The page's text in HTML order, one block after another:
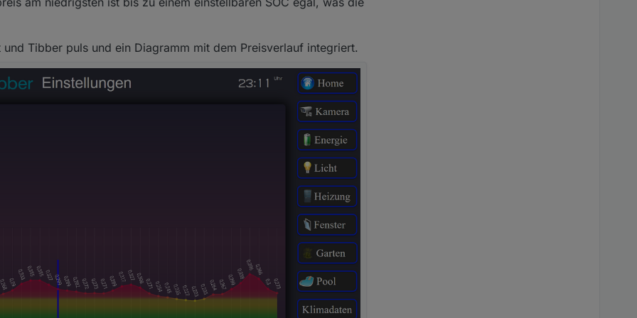
implementieren könnt.
Tibber puls und ein Diagramm mit dem Preisverlauf integriert.